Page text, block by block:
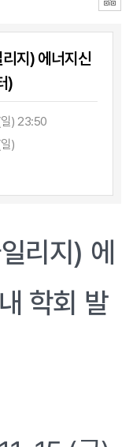
지) 에너지신
)
) 23:50
)
리지) 에
학회 발